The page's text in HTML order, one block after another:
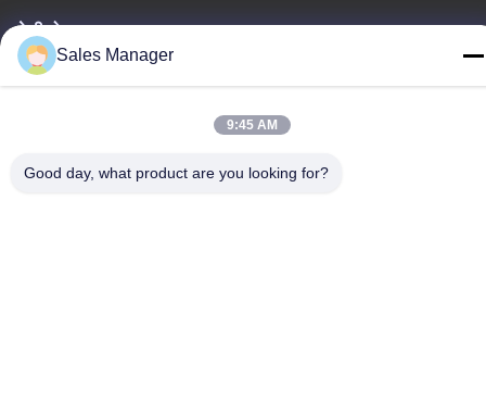
टेलीफोन
86--13662697476
Sales Manager
9:45 AM
Good day, what product are you looking for?